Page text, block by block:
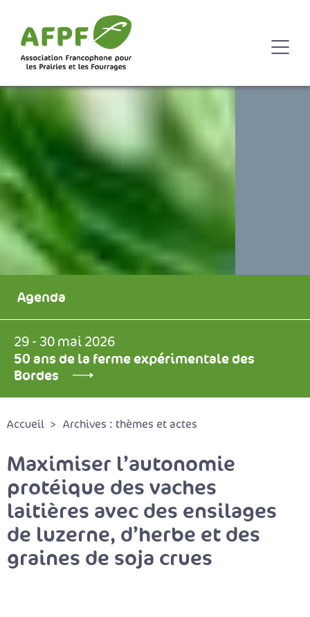
Agenda
29 - 30 mai 2026
50 ans de la ferme expérimentale des
Bordes
Accueil Archives : thèmes et actes
Maximiser l’autonomie
protéique des vaches
laitières avec des ensilages
de luzerne, d’herbe et des
graines de soja crues